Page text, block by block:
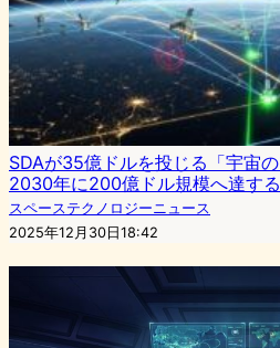
SDAが35億ドルを投じる「宇宙
2030年に200億ドル規模へ達す
スペーステクノロジーニュース
2025年12月30日18:42